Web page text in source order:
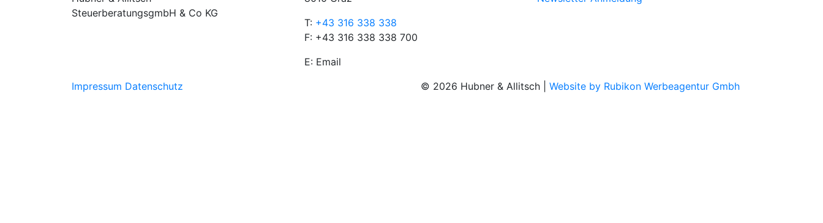
SteuerberatungsgmbH & Co KG
T: +43 316 338 338
F: +43 316 338 338 700
E: Email
Impressum Datenschutz © 2026 Hubner & Allitsch | Website by Rubikon Werbeagentur Gmbh